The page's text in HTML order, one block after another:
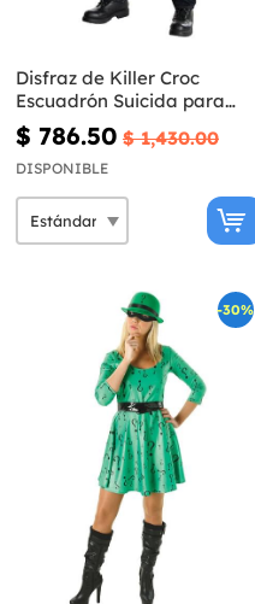
Disfraz de Killer Croc
Escuadrón Suicida para
hombre
$ 786.50 $ 1,430.00
DISPONIBLE
-30%